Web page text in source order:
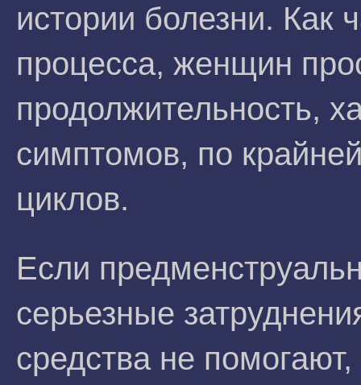
истории болезни. Как
процесса, женщин
продолжительность,
симптомов, по
циклов.
Если
серьезные
средства не